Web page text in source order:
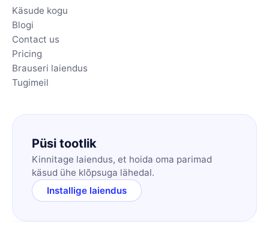
Käsude kogu
Blogi
Contact us
Pricing
Brauseri laiendus
Tugimeil
Püsi tootlik
Kinnitage laiendus, et hoida oma parimad
käsud ühe klõpsuga lähedal.
Installige laiendus